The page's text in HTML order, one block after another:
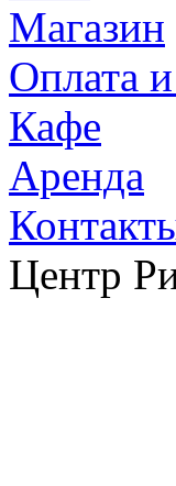
Магазин
Оплата
Кафе
Аренда
Центр